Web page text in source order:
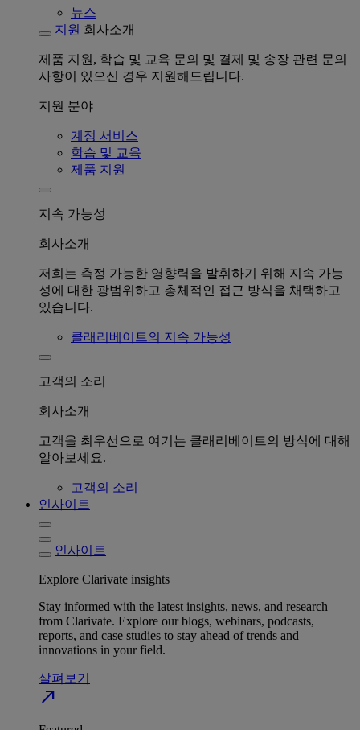
뉴스
지원 회사소개
제품 지원, 학습 및 교육 문의 및 결제 및 송장 관련 문의
사항이 있으신 경우 지원해드립니다.
지원 분야
계정 서비스
학습 및 교육
제품 지원
지속 가능성
회사소개
저희는 측정 가능한 영향력을 발휘하기 위해 지속 가능
성에 대한 광범위하고 총체적인 접근 방식을 채택하고
있습니다.
클래리베이트의 지속 가능성
고객의 소리
회사소개
고객을 최우선으로 여기는 클래리베이트의 방식에 대해
알아보세요.
고객의 소리
인사이트
인사이트
Explore Clarivate insights
Stay informed with the latest insights, news, and research
from Clarivate. Explore our blogs, webinars, podcasts,
reports, and case studies to stay ahead of trends and
innovations in your field.
살펴보기
north_east